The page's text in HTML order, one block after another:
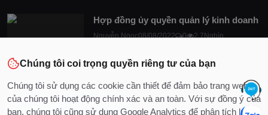
Hợp đồng ủy quyền quản lý kinh doanh
Nguyễn Ngọc08/08/2022 0 2.7Nghìn
Chúng tôi coi trọng quyền riêng tư của bạn
Chúng tôi sử dụng các cookie cần thiết để đảm bảo trang web
của chúng tôi hoạt động chính xác và an toàn. Với sự đồng ý của
bạn, chúng tôi cũng sử dụng Google Analytics để phân tích lưu